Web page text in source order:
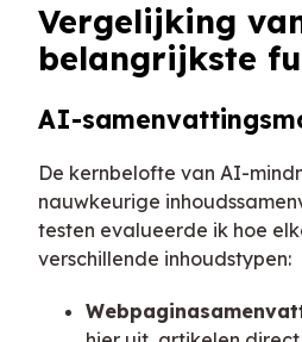
Vergelijking
belangrijkste
AI-
De kernbelofte van AI-
nauwkeurige
testen evalueerde ik hoe
verschillende inhoudstypen: